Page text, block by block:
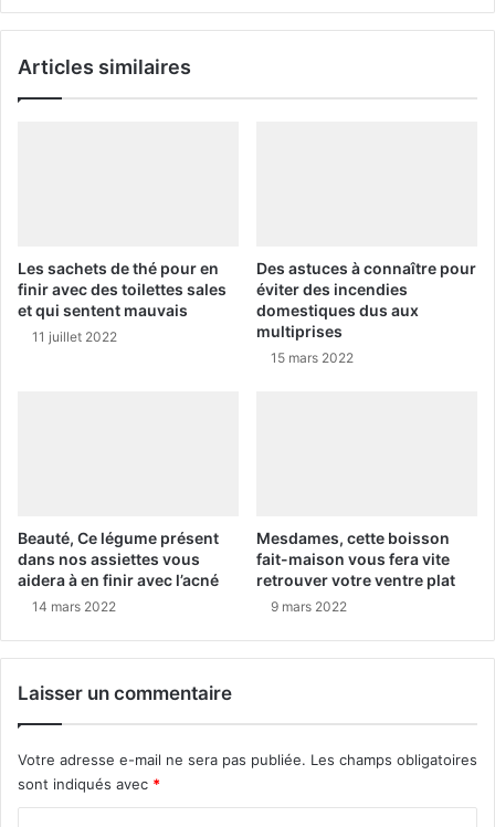
Articles similaires
Les sachets de thé pour en
finir avec des toilettes sales
et qui sentent mauvais
11 juillet 2022
Des astuces à connaître pour
éviter des incendies
domestiques dus aux
multiprises
15 mars 2022
Beauté, Ce légume présent
dans nos assiettes vous
aidera à en finir avec l’acné
14 mars 2022
Mesdames, cette boisson
fait-maison vous fera vite
retrouver votre ventre plat
9 mars 2022
Laisser un commentaire
Votre adresse e-mail ne sera pas publiée. Les champs obligatoires
sont indiqués avec *